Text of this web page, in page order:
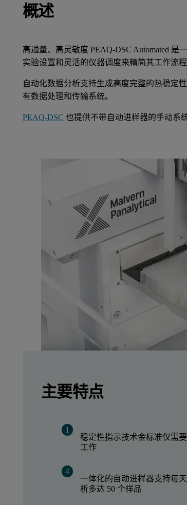
概述
高通量、高灵敏度 PEAQ-DSC Automated
实验设置和灵活的仪器调度来精简其工作流
自动化数据分析支持生成高度完整的热稳定
有数据处理和传输系统。
PEAQ-DSC 也提供不带自动进样器的手动系
主要特点
稳定性指示技术金标准仅需
工作
一体化的自动进样器支持每
析多达 50 个样品